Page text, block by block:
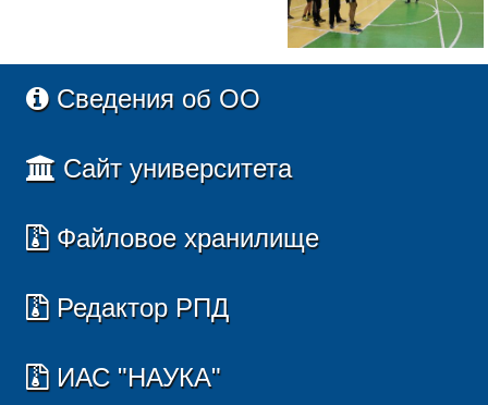
Сведения об ОО
Сайт университета
Файловое хранилище
Редактор РПД
ИАС "НАУКА"